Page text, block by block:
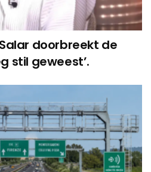
doorbreekt de
stil geweest’.